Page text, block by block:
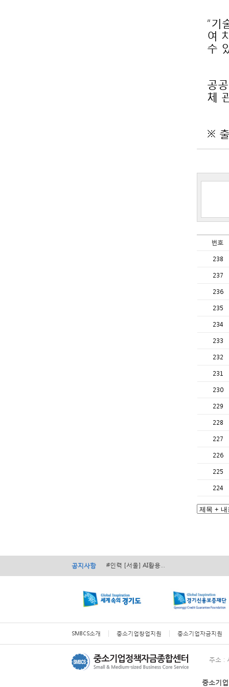
수
체
※
번호
238
237
236
235
234
233
232
231
230
229
228
227
226
225
224
공지사항
#인력 [서울] AI활용...
#인력 [전국] 2026...
#경영 [서울] 서초구 ...
SMBCS소개 중소기업창업지원 중소기업자금지원
주소 :